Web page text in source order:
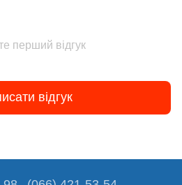
перший відгук
відгук